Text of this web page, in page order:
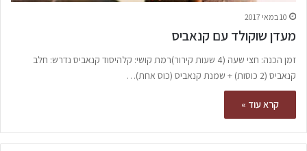
10 במאי 2017
מעדן שוקולד עם קנאביס
זמן הכנה: חצי שעה (4 שעות קירור)רמת קושי: קלהיסוד קנאביס נדרש: חלב
קנאביס (2 כוסות) + שמנת קנאביס (כוס אחת)…
קרא עוד »